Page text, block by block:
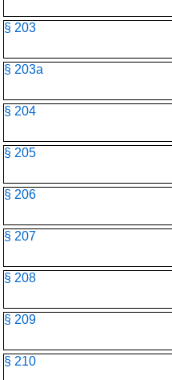
§ 203
§ 203a
§ 204
§ 205
§ 206
§ 207
§ 208
§ 209
§ 210